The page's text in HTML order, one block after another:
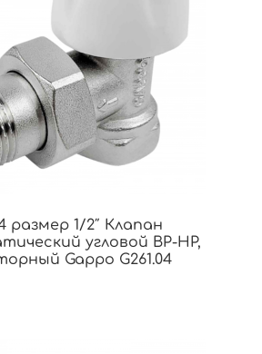
размер 1/2″ Клапан
угловой ВР-НР,
Gappo G261.04